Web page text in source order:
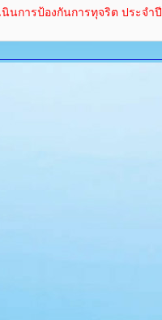
นินการป้องกันการทุจริต ประจำปี